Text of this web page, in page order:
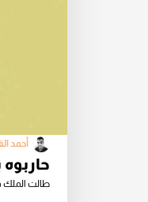
أحمد
طالت الملك